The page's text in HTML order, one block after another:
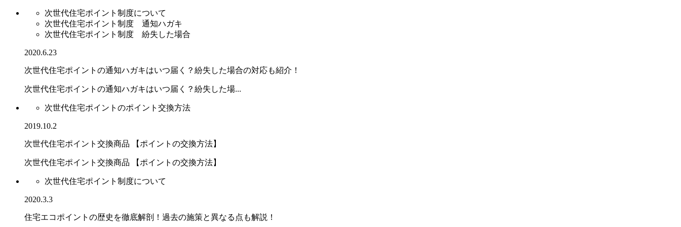
次世代住宅ポイント制度について
次世代住宅ポイント制度 通知ハガキ
次世代住宅ポイント制度 紛失した場合
2020.6.23
次世代住宅ポイントの通知ハガキはいつ届く？紛失した場合の対応も紹介！
次世代住宅ポイントの通知ハガキはいつ届く？紛失した場...
次世代住宅ポイントのポイント交換方法
2019.10.2
次世代住宅ポイント交換商品 【ポイントの交換方法】
次世代住宅ポイント交換商品 【ポイントの交換方法】
次世代住宅ポイント制度について
2020.3.3
住宅エコポイントの歴史を徹底解剖！過去の施策と異なる点も解説！